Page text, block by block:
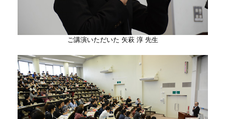
ご講演いただいた 矢萩 淳 先生